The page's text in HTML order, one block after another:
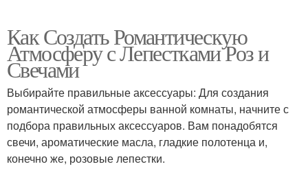
Как Создать Романтическую
Атмосферу с Лепестками Роз и
Свечами
Выбирайте правильные аксессуары: Для создания
романтической атмосферы ванной комнаты, начните с
подбора правильных аксессуаров. Вам понадобятся
свечи, ароматические масла, гладкие полотенца и,
конечно же, розовые лепестки.